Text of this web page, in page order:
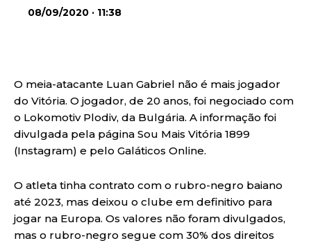
08/09/2020 · 11:38
O meia-atacante Luan Gabriel não é mais jogador
do Vitória. O jogador, de 20 anos, foi negociado com
o Lokomotiv Plodiv, da Bulgária. A informação foi
divulgada pela página Sou Mais Vitória 1899
(Instagram) e pelo Galáticos Online.
O atleta tinha contrato com o rubro-negro baiano
até 2023, mas deixou o clube em definitivo para
jogar na Europa. Os valores não foram divulgados,
mas o rubro-negro segue com 30% dos direitos